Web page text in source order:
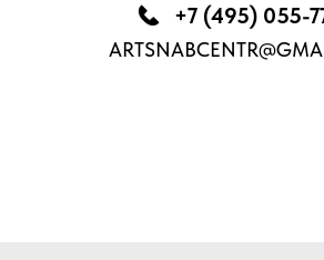
+7 (495) 055-